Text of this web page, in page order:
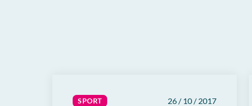
SPORT 26 / 10 / 2017